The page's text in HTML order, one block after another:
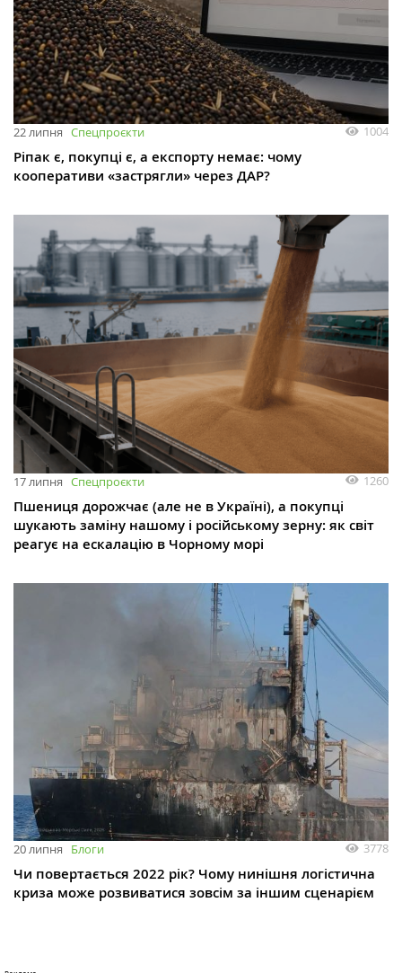
22 липня Спецпроєкти 1004
Ріпак є, покупці є, а експорту немає: чому
кооперативи «застрягли» через ДАР?
17 липня Спецпроєкти 1260
Пшениця дорожчає (але не в Україні), а покупці
шукають заміну нашому і російському зерну: як світ
реагує на ескалацію в Чорному морі
20 липня Блоги 3778
Чи повертається 2022 рік? Чому нинішня логістична
криза може розвиватися зовсім за іншим сценарієм